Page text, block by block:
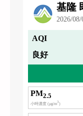
之
成
表
線